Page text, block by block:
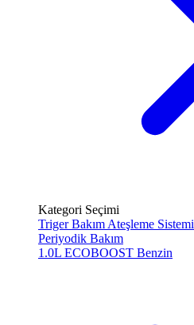
Kategori Seçimi
Triger Bakım Ateşleme Sistemi
Periyodik Bakım
1.0L ECOBOOST Benzin